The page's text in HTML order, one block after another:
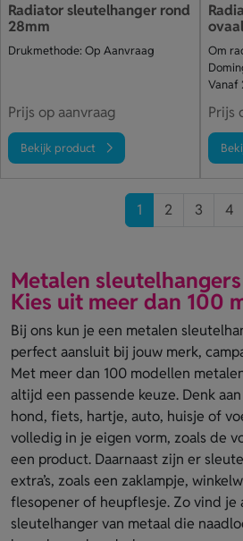
Radiator sleutelhanger rond
28mm
Drukmethode: Op Aanvraag
Prijs op aanvraag
Bekijk product
ovaal
Om
Vanaf
Prijs
1 2 3 4
Metalen
Kies uit meer dan 100
Bij ons kun je een metalen
perfect aansluit bij jouw merk,
Met meer dan 100 modellen
altijd een passende keuze. Denk
hond, fiets, hartje, auto, huisje of
volledig in je eigen vorm, zoals de
een product. Daarnaast zijn er
extra’s, zoals een zaklampje,
flesopener of heupflesje. Zo vind je
sleutelhanger van metaal die